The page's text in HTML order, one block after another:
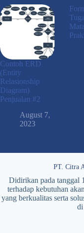
Contoh ERD
(Entity
Relasionship
Diagram)
Penjualan #2
August 7,
2023
PT. Citra
Didirikan pada tanggal
terhadap kebutuhan
yang berkualitas serta
di